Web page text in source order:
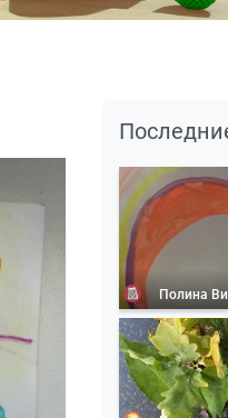
Полина